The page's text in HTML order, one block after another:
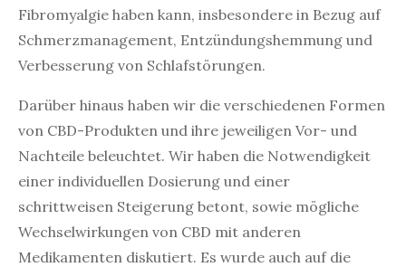
Fibromyalgie haben kann, insbesondere in Bezug auf
Schmerzmanagement, Entzündungshemmung und
Verbesserung von Schlafstörungen.
Darüber hinaus haben wir die verschiedenen Formen
von CBD-Produkten und ihre jeweiligen Vor- und
Nachteile beleuchtet. Wir haben die Notwendigkeit
einer individuellen Dosierung und einer
schrittweisen Steigerung betont, sowie mögliche
Wechselwirkungen von CBD mit anderen
Medikamenten diskutiert. Es wurde auch auf die